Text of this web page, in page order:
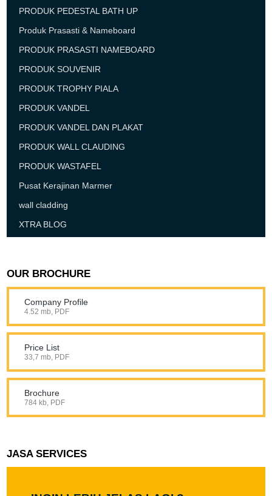
PRODUK PEDESTAL BATH UP
Produk Prasasti & Nameboard
PRODUK PRASASTI NAMEBOARD
PRODUK SOUVENIR
PRODUK TROPHY PIALA
PRODUK VANDEL
PRODUK VANDEL DAN PLAKAT
PRODUK WALL CLAUDING
PRODUK WASTAFEL
Pusat Kerajinan Marmer
wall cladding
XTRA BLOG
OUR BROCHURE
Company Profile
4.52 mb, PDF
Price List
33,7 mb, PDF
Brochure
784 kb, PDF
JASA SERVICES